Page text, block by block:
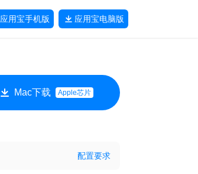
应用宝手机版 应用宝电脑版
Mac下载 Apple芯片
配置要求